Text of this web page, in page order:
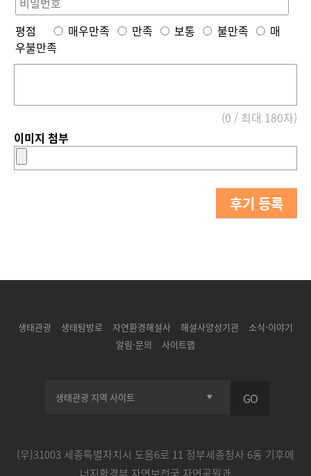
평점 매우만족 만족 보통 불만족
매
우불만족
(0 / 최대 180자)
이미지 첨부
후기 등록
생태관광 생태탐방로 자연환경해설사 해설사양성기관
소식·이야기
알림·문의
사이트맵
GO
(우)31003 세종특별자치시 도움6로 11 정부세종청사 6동 기후에